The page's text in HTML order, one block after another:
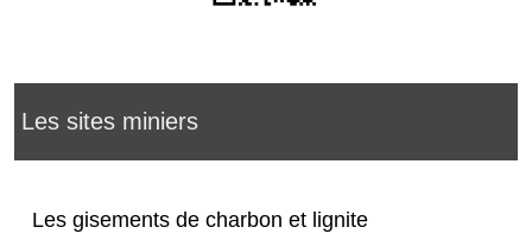
Les sites miniers
Les gisements de charbon et lignite